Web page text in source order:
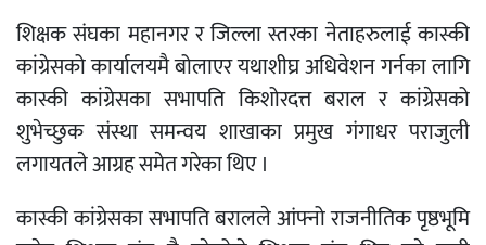
शिक्षक संघका महानगर र जिल्ला स्तरका नेताहरुलाई कास्की
कांग्रेसको कार्यालयमै बोलाएर यथाशीघ्र अधिवेशन गर्नका लागि
कास्की कांग्रेसका सभापति किशोरदत्त बराल र कांग्रेसको
शुभेच्छुक संस्था समन्वय शाखाका प्रमुख गंगाधर पराजुली
लगायतले आग्रह समेत गरेका थिए ।
कास्की कांग्रेसका सभापति बरालले आंफ्नो राजनीतिक पृष्ठभूमि